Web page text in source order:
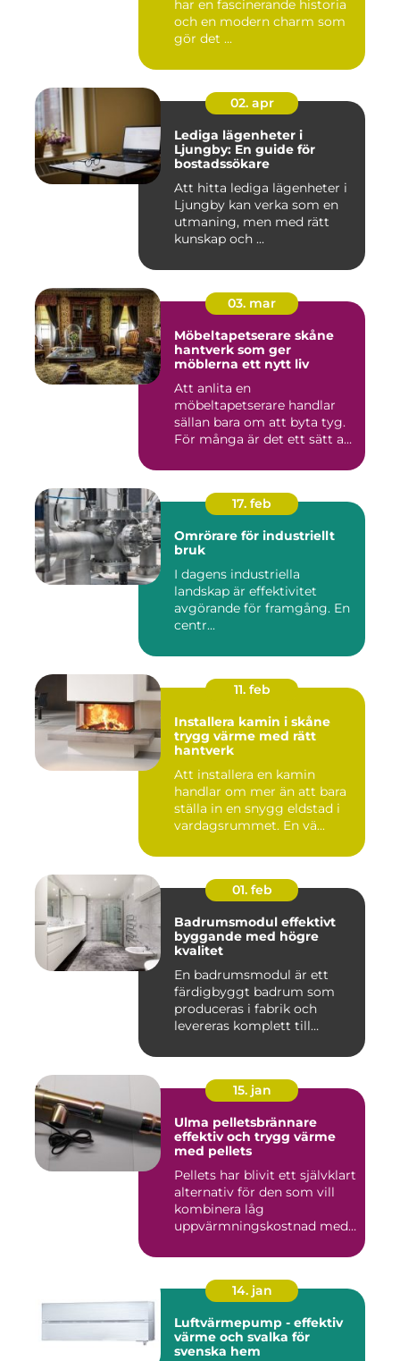
har en fascinerande historia
och en modern charm som
gör det ...
02. apr
Lediga lägenheter i
Ljungby: En guide för
bostadssökare
Att hitta lediga lägenheter i
Ljungby kan verka som en
utmaning, men med rätt
kunskap och ...
03. mar
Möbeltapetserare skåne
hantverk som ger
möblerna ett nytt liv
Att anlita en
möbeltapetserare handlar
sällan bara om att byta tyg.
För många är det ett sätt att
17. feb
Omrörare för industriellt
bruk
I dagens industriella
landskap är effektivitet
avgörande för framgång. En
centr...
11. feb
Installera kamin i skåne
trygg värme med rätt
hantverk
Att installera en kamin
handlar om mer än att bara
ställa in en snygg eldstad i
vardagsrummet. En vä...
01. feb
Badrumsmodul effektivt
byggande med högre
kvalitet
En badrumsmodul är ett
färdigbyggt badrum som
produceras i fabrik och
levereras komplett till
15. jan
Ulma pelletsbrännare
effektiv och trygg värme
med pellets
Pellets har blivit ett självklart
alternativ för den som vill
kombinera låg
uppvärmningskostnad med
14. jan
Luftvärmepump - effektiv
värme och svalka för
svenska hem